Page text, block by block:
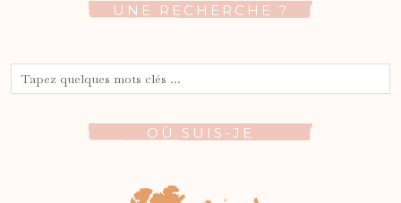
UNE RECHERCHE ?
OÙ SUIS-JE